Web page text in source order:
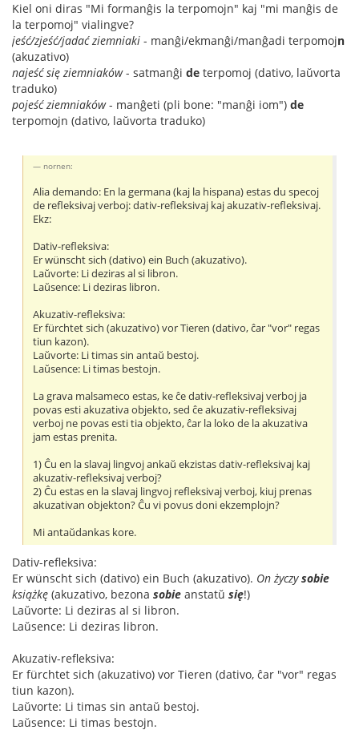
Kiel oni diras "Mi formanĝis la terpomojn" kaj "mi manĝis de
la terpomoj" vialingve?
jeść/zjeść/jadać ziemniaki - manĝi/ekmanĝi/manĝadi terpomojn
(akuzativo)
najeść się ziemniaków- satmanĝi de terpomoj (dativo, laŭvorta
traduko)
pojeść ziemniaków- manĝeti (pli bone: "manĝi iom") de
terpomojn (dativo, laŭvorta traduko)
nornen:
Alia demando: En la germana (kaj la hispana) estas du specoj
de refleksivaj verboj: dativ-refleksivaj kaj akuzativ-refleksivaj.
Ekz:
Dativ-refleksiva:
Er wünscht sich (dativo) ein Buch (akuzativo).
Laŭvorte: Li deziras al si libron.
Laŭsence: Li deziras libron.
Akuzativ-refleksiva:
Er fürchtet sich (akuzativo) vor Tieren (dativo, ĉar "vor" regas
tiun kazon).
Laŭvorte: Li timas sin antaŭ bestoj.
Laŭsence: Li timas bestojn.
La grava malsameco estas, ke ĉe dativ-refleksivaj verboj ja
povas esti akuzativa objekto, sed ĉe akuzativ-refleksivaj
verboj ne povas esti tia objekto, ĉar la loko de la akuzativa
jam estas prenita.
1) Ĉu en la slavaj lingvoj ankaŭ ekzistas dativ-refleksivaj kaj
akuzativ-refleksivaj verboj?
2) Ĉu estas en la slavaj lingvoj refleksivaj verboj, kiuj prenas
akuzativan objekton? Ĉu vi povus doni ekzemplojn?
Mi antaŭdankas kore.
Dativ-refleksiva:
Er wünscht sich (dativo) ein Buch (akuzativo). On życzysobie
książkę (akuzativo, bezona sobie anstatŭ się!)
Laŭvorte: Li deziras al si libron.
Laŭsence: Li deziras libron.
Akuzativ-refleksiva:
Er fürchtet sich (akuzativo) vor Tieren (dativo, ĉar "vor" regas
tiun kazon).
Laŭvorte: Li timas sin antaŭ bestoj.
Laŭsence: Li timas bestojn.